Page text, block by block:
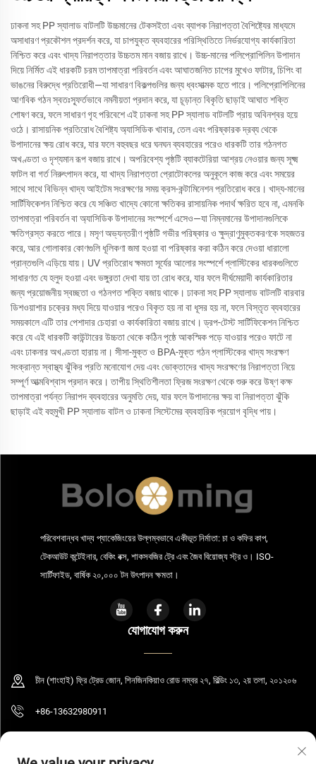
ঢাকনা সহ PP স্যালাড বাটলটি উচ্চমানের টেকসইতা এবং ব্যাপক নিরাপত্তা বৈশিষ্ট্যের মাধ্যমে
অসাধারণ প্রকৌশল প্রদর্শন করে, যা চাপযুক্ত ব্যবহারের পরিস্থিতিতে নির্ভরযোগ্য কার্যকারিতা
নিশ্চিত করে এবং খাদ্য নিরাপত্তার উচ্চতম মান বজায় রাখে। উচ্চ-মানের পলিপ্রোপিলিন উপাদান
দিয়ে নির্মিত এই ধারকটি চরম তাপমাত্রা পরিবর্তন এবং আঘাতজনিত চাপের মুখেও ফাটার, চিপিং বা
ভাঙনের বিরুদ্ধে প্রতিরোধী—যা সাধারণ বিকল্পগুলির জন্য ধ্বংসাত্মক হতে পারে। পলিপ্রোপিলিনের
আণবিক গঠন স্বতঃস্ফূর্তভাবে নমনীয়তা প্রদান করে, যা চূড়ান্ত বিকৃতি ছাড়াই আঘাত শক্তি
শোষণ করে, ফলে সাধারণ গৃহ পরিবেশে এই ঢাকনা সহ PP স্যালাড বাটলটি প্রায় অবিনশ্বর হয়ে
ওঠে। রাসায়নিক প্রতিরোধ বৈশিষ্ট্য অ্যাসিডিক খাবার, তেল এবং পরিষ্কারক দ্রব্য থেকে
উপাদানের ক্ষয় রোধ করে, যার ফলে বহুবছর ধরে ঘনঘন ব্যবহারের পরেও ধারকটি তার গঠনগত
অখণ্ডতা ও দৃশ্যমান রূপ বজায় রাখে। অপরিবেশ্য পৃষ্ঠটি ব্যাকটেরিয়া আশ্রয় নেওয়ার জন্য সূক্ষ্ম
ফাটল বা গর্ত নিরুৎপাদন করে, যা খাদ্য নিরাপত্তা প্রোটোকলের অনুকূলে কাজ করে এবং সময়ের
সাথে সাথে বিভিন্ন খাদ্য আইটেম সংরক্ষণের সময় ক্রস-কন্টামিনেশন প্রতিরোধ করে। খাদ্য-মানের
সার্টিফিকেশন নিশ্চিত করে যে সঞ্চিত খাদ্যে কোনো ক্ষতিকর রাসায়নিক পদার্থ ক্ষরিত হবে না, এমনকি
তাপমাত্রা পরিবর্তন বা অ্যাসিডিক উপাদানের সংস্পর্শে এসেও—যা নিম্নমানের উপাদানগুলিকে
ক্ষতিগ্রস্ত করতে পারে। মসৃণ অভ্যন্তরীণ পৃষ্ঠটি গভীর পরিষ্কার ও ক্ষুদ্রাণুমুক্তকরণকে সহজতর
করে, আর গোলাকার কোণগুলি ধূলিকণা জমা হওয়া বা পরিষ্কার করা কঠিন করে দেওয়া ধারালো
প্রান্তগুলি এড়িয়ে যায়। UV প্রতিরোধ ক্ষমতা সূর্যের আলোর সংস্পর্শে প্লাস্টিকের ধারকগুলিতে
সাধারণত যে হলুদ হওয়া এবং ভঙ্গুরতা দেখা যায় তা রোধ করে, যার ফলে দীর্ঘমেয়াদী কার্যকারিতার
জন্য প্রয়োজনীয় স্বচ্ছতা ও গঠনগত শক্তি বজায় থাকে। ঢাকনা সহ PP স্যালাড বাটলটি বারবার
ডিশওয়াশার চক্রের মধ্য দিয়ে যাওয়ার পরেও বিকৃত হয় না বা ধূসর হয় না, ফলে বিস্তৃত ব্যবহারের
সময়কালে এটি তার পেশাদার চেহারা ও কার্যকারিতা বজায় রাখে। ড্রপ-টেস্ট সার্টিফিকেশন নিশ্চিত
করে যে এই ধারকটি কাউন্টারের উচ্চতা থেকে কঠিন পৃষ্ঠে আকস্মিক পড়ে যাওয়ার পরেও ফাটে না
এবং ঢাকনার অখণ্ডতা হারায় না। সীসা-মুক্ত ও BPA-মুক্ত গঠন প্লাস্টিকের খাদ্য সংরক্ষণ
সংক্রান্ত স্বাস্থ্য ঝুঁকির প্রতি মনোযোগ দেয় এবং ভোক্তাদের খাদ্য সংরক্ষণের নিরাপত্তা নিয়ে
সম্পূর্ণ আত্মবিশ্বাস প্রদান করে। তাপীয় স্থিতিশীলতা ফ্রিজ সংরক্ষণ থেকে শুরু করে উষ্ণ কক্ষ
তাপমাত্রা পর্যন্ত নিরাপদ ব্যবহারের অনুমতি দেয়, যার ফলে উপাদানের ক্ষয় বা নিরাপত্তা ঝুঁকি
ছাড়াই এই বহুমুখী PP স্যালাড বাটল ও ঢাকনা সিস্টেমের ব্যবহারিক প্রয়োগ বৃদ্ধি পায়।
পরিবেশবান্ধব খাদ্য প্যাকেজিংয়ের উল্লম্বভাবে একীভূত নির্মাতা: চা ও কফির কাপ,
টেকআউট কন্টেইনার, বেকিং বক্স, শাকসবজির ট্রে এবং জৈব বিয়োজ্য স্ট্র ও। ISO-
সার্টিফাইড, বার্ষিক ২০,০০০ টন উৎপাদন ক্ষমতা।
যোগাযোগ করুন
চীন (শাংহাই) ফ্রি ট্রেড জোন, শিনজিনকিয়াও রোড নম্বর ২৭, বিল্ডিং ১৩, ২য় তলা, ২০১২০৬
+86-13632980911